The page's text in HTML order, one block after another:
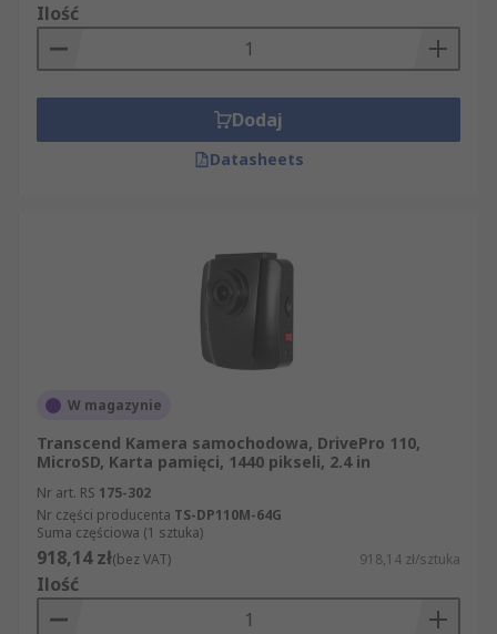
Ilość
Dodaj
Datasheets
W magazynie
Transcend Kamera samochodowa, DrivePro 110,
MicroSD, Karta pamięci, 1440 pikseli, 2.4 in
Nr art. RS 175-302
Nr części producenta TS-DP110M-64G
Suma częściowa (1 sztuka)
918,14 zł(bez VAT) 918,14 zł/sztuka
Ilość